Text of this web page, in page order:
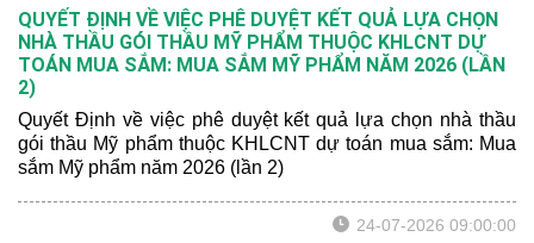
QUYẾT ĐỊNH VỀ VIỆC PHÊ DUYỆT KẾT QUẢ LỰA CHỌN
NHÀ THẦU GÓI THẦU MỸ PHẨM THUỘC KHLCNT DỰ
TOÁN MUA SẮM: MUA SẮM MỸ PHẨM NĂM 2026 (LẦN
2)
Quyết Định về việc phê duyệt kết quả lựa chọn nhà thầu
gói thầu Mỹ phẩm thuộc KHLCNT dự toán mua sắm: Mua
sắm Mỹ phẩm năm 2026 (lần 2)
24-07-2026 09:00:00